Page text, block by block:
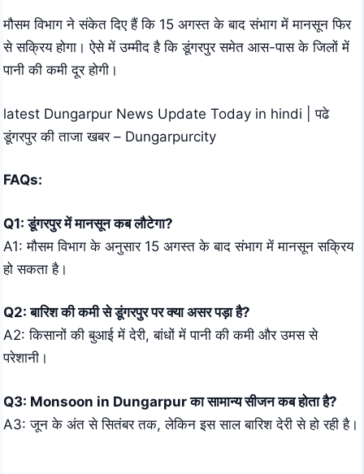
मौसम विभाग ने संकेत दिए हैं कि 15 अगस्त के बाद संभाग में मानसून फिर
से सक्रिय होगा। ऐसे में उम्मीद है कि डूंगरपुर समेत आस-पास के जिलों में
पानी की कमी दूर होगी।
latest Dungarpur News Update Today in hindi | पढे
डूंगरपुर की ताजा खबर – Dungarpurcity
FAQs:
Q1: डूंगरपुर में मानसून कब लौटेगा?
A1: मौसम विभाग के अनुसार 15 अगस्त के बाद संभाग में मानसून सक्रिय
हो सकता है।
Q2: बारिश की कमी से डूंगरपुर पर क्या असर पड़ा है?
A2: किसानों की बुआई में देरी, बांधों में पानी की कमी और उमस से
परेशानी।
Q3: Monsoon in Dungarpur का सामान्य सीजन कब होता है?
A3: जून के अंत से सितंबर तक, लेकिन इस साल बारिश देरी से हो रही है।